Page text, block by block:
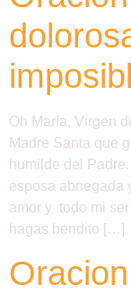
Oh María, Virgen
Madre Santa que
humilde del
esposa abnegada
amor y todo mi
hagas bendito […]